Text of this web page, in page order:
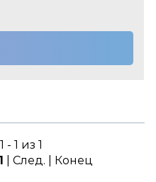
1 из 1
1 | След. | Конец